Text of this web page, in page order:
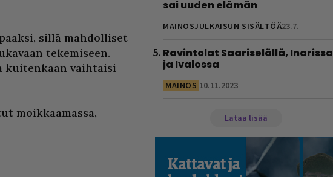
sillä mahdolliset
tekemiseen.
kuitenkaan vaihtaisi
moikkaamassa,
sai uuden elämän
MAINOSJULKAISUN SISÄLTÖÄ23.7.
Ravintolat Saariselällä, Inarissa
ja Ivalossa
MAINOS 10.11.2023
Lataa lisää